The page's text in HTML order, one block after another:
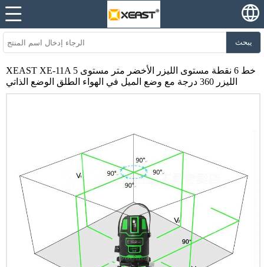
يبحث
XEAST XE-11A 5 خط 6 نقطة مستوى الليزر الأخضر متر مستوى
الليزر 360 درجة مع وضع الميل في الهواء الطلق الوضع الذاتي